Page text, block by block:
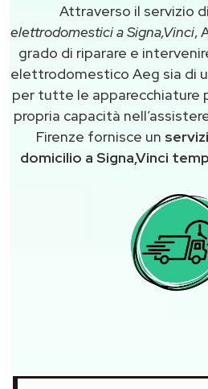
Attraverso il servizio di
elettrodomestici a Signa,Vinci,
grado di riparare e
elettrodomestico Aeg sia di
per tutte le apparecchiature
propria capacità
Firenze fornisce un
domicilio a Signa,Vinci